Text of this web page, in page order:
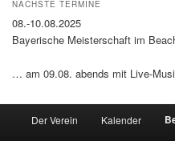
NÄCHSTE TERMINE
08.-10.08.2025
Bayerische Meisterschaft im
… am 09.08. abends mit Live-
Skip to primary content
Skip to secondary content
Der Verein Kalender